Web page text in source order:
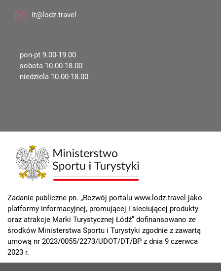
it@lodz.travel
pon-pt 9.00-19.00
sobota 10.00-18.00
niedziela 10.00-18.00
Zadanie publiczne pn. „Rozwój portalu www.lodz.travel jako
platformy informacyjnej, promującej i sieciującej produkty
oraz atrakcje Marki Turystycznej Łódź” dofinansowano ze
środków Ministerstwa Sportu i Turystyki zgodnie z zawartą
umową nr 2023/0055/2273/UDOT/DT/BP z dnia 9 czerwca
2023 r.